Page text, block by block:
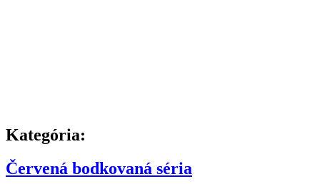
Kategória:
Červená bodkovaná séria